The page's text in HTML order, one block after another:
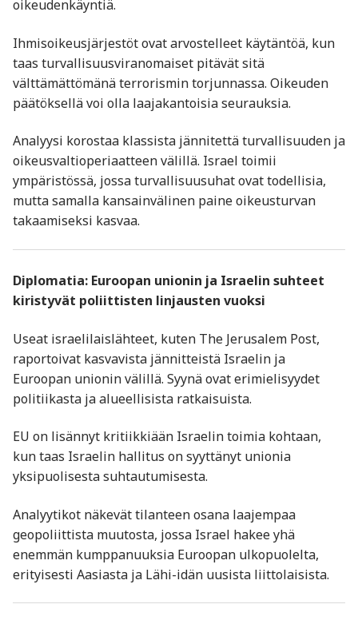
oikeudenkäyntiä.
Ihmisoikeusjärjestöt ovat arvostelleet käytäntöä, kun
taas turvallisuusviranomaiset pitävät sitä
välttämättömänä terrorismin torjunnassa. Oikeuden
päätöksellä voi olla laajakantoisia seurauksia.
Analyysi korostaa klassista jännitettä turvallisuuden ja
oikeusvaltioperiaatteen välillä. Israel toimii
ympäristössä, jossa turvallisuusuhat ovat todellisia,
mutta samalla kansainvälinen paine oikeusturvan
takaamiseksi kasvaa.
Diplomatia: Euroopan unionin ja Israelin suhteet
kiristyvät poliittisten linjausten vuoksi
Useat israelilaislähteet, kuten The Jerusalem Post,
raportoivat kasvavista jännitteistä Israelin ja
Euroopan unionin välillä. Syynä ovat erimielisyydet
politiikasta ja alueellisista ratkaisuista.
EU on lisännyt kritiikkiään Israelin toimia kohtaan,
kun taas Israelin hallitus on syyttänyt unionia
yksipuolisesta suhtautumisesta.
Analyytikot näkevät tilanteen osana laajempaa
geopoliittista muutosta, jossa Israel hakee yhä
enemmän kumppanuuksia Euroopan ulkopuolelta,
erityisesti Aasiasta ja Lähi-idän uusista liittolaisista.